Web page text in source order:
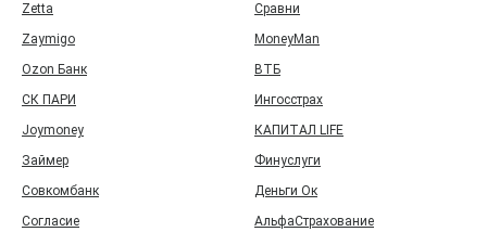
Zetta
Сравни
Zaymigo
MoneyMan
Ozon Банк
ВТБ
СК ПАРИ
Ингосстрах
Joymoney
КАПИТАЛ LIFE
Займер
Финуслуги
Совкомбанк
Деньги Ок
Согласие
АльфаСтрахование